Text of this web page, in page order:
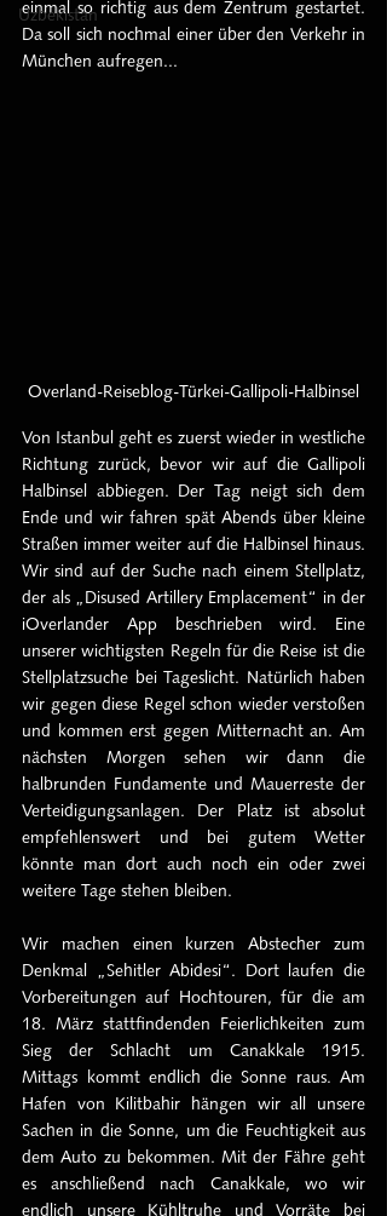
Uzbekistan
einmal so richtig aus dem Zentrum gestartet.
Da soll sich nochmal einer über den Verkehr in
München aufregen...
Overland-Reiseblog-Türkei-Gallipoli-Halbinsel
Von Istanbul geht es zuerst wieder in westliche
Richtung zurück, bevor wir auf die Gallipoli
Halbinsel abbiegen. Der Tag neigt sich dem
Ende und wir fahren spät Abends über kleine
Straßen immer weiter auf die Halbinsel hinaus.
Wir sind auf der Suche nach einem Stellplatz,
der als „Disused Artillery Emplacement“ in der
iOverlander App beschrieben wird. Eine
unserer wichtigsten Regeln für die Reise ist die
Stellplatzsuche bei Tageslicht. Natürlich haben
wir gegen diese Regel schon wieder verstoßen
und kommen erst gegen Mitternacht an. Am
nächsten Morgen sehen wir dann die
halbrunden Fundamente und Mauerreste der
Verteidigungsanlagen. Der Platz ist absolut
empfehlenswert und bei gutem Wetter
könnte man dort auch noch ein oder zwei
weitere Tage stehen bleiben.
Wir machen einen kurzen Abstecher zum
Denkmal „Sehitler Abidesi“. Dort laufen die
Vorbereitungen auf Hochtouren, für die am
18. März stattfindenden Feierlichkeiten zum
Sieg der Schlacht um Canakkale 1915.
Mittags kommt endlich die Sonne raus. Am
Hafen von Kilitbahir hängen wir all unsere
Sachen in die Sonne, um die Feuchtigkeit aus
dem Auto zu bekommen. Mit der Fähre geht
es anschließend nach Canakkale, wo wir
endlich unsere Kühltruhe und Vorräte bei